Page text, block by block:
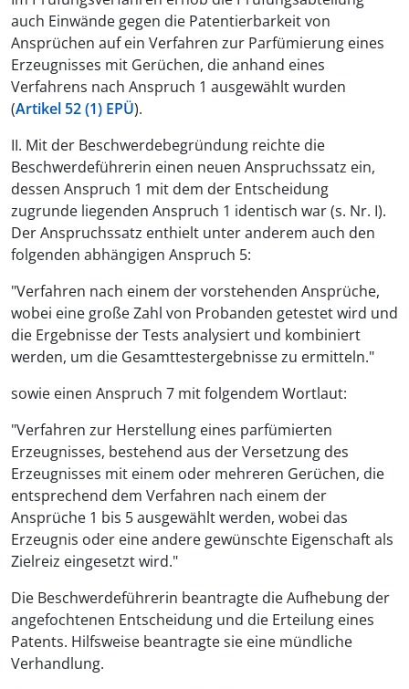
auch Einwände gegen die Patentierbarkeit von
Ansprüchen auf ein Verfahren zur Parfümierung eines
Erzeugnisses mit Gerüchen, die anhand eines
Verfahrens nach Anspruch 1 ausgewählt wurden
(Artikel 52 (1) EPÜ).
II. Mit der Beschwerdebegründung reichte die
Beschwerdeführerin einen neuen Anspruchssatz ein,
dessen Anspruch 1 mit dem der Entscheidung
zugrunde liegenden Anspruch 1 identisch war (s. Nr. I).
Der Anspruchssatz enthielt unter anderem auch den
folgenden abhängigen Anspruch 5:
"Verfahren nach einem der vorstehenden Ansprüche,
wobei eine große Zahl von Probanden getestet wird und
die Ergebnisse der Tests analysiert und kombiniert
werden, um die Gesamttestergebnisse zu ermitteln."
sowie einen Anspruch 7 mit folgendem Wortlaut:
"Verfahren zur Herstellung eines parfümierten
Erzeugnisses, bestehend aus der Versetzung des
Erzeugnisses mit einem oder mehreren Gerüchen, die
entsprechend dem Verfahren nach einem der
Ansprüche 1 bis 5 ausgewählt werden, wobei das
Erzeugnis oder eine andere gewünschte Eigenschaft als
Zielreiz eingesetzt wird."
Die Beschwerdeführerin beantragte die Aufhebung der
angefochtenen Entscheidung und die Erteilung eines
Patents. Hilfsweise beantragte sie eine mündliche
Verhandlung.